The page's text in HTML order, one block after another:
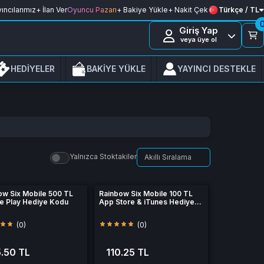
+ İlan VerOyuncu Pazarı+ Bakiye Yükle+ Nakit Çek Türkçe / TL
Giriş Yap
veya üye ol
HEDİYELER BAKİYE YÜKLE YAYINCI DESTEKLE
Yalnızca Stoktakiler
Six Mobile 500 TL
Play Hediye Kodu
(0)
TL
Rainbow Six Mobile 100 TL
App Store & iTunes Hediye
(0)
110.25 TL